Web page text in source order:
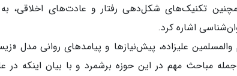
تکنیک‌های شکل‌دهی رفتار و عادت‌های اخلاقی،
اشاره کرد.
علیزاده، پیش‌نیازها و پیامدهای روانی مدل
جمله مباحث مهم در این حوزه برشمرد و با بیان اینکه در